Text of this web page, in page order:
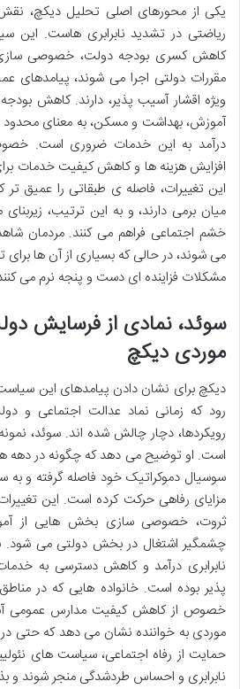
یکی از محورهای اصلی تحلیل دیکچ،
ریاضتی در تشدید نابرابری هاست. این
کاهش کسری بودجه دولت، خصوصی
مقررات دولتی اجرا می شوند، پیامدهای
ویژه اقشار آسیب پذیر، دارند. کاهش
آموزش، بهداشت و مسکن، به معنای
درآمد به این خدمات ضروری است.
افزایش هزینه ها و کاهش کیفیت خدمات
این تغییرات، فاصله ی طبقاتی را عمیق تر
میان برمی دارند، و به این ترتیب،
خشم اجتماعی فراهم می کنند. مردمان
می شوند، در حالی که بسیاری از آن ها برای
مشکلات فزاینده ای دست و پنجه نرم می
سوئد، نمادی از فرسایش
موردی دیکچ
دیکچ برای نشان دادن پیامدهای این
رود که زمانی نماد عدالت اجتماعی و
رویکردها، دچار چالش شده اند. سوئد،
است. او توضیح می دهد که چگونه در دهه
سوسیال دموکراتیک خود فاصله گرفته و به
مزایای رفاهی حرکت کرده است. این
ثروت، خصوصی سازی بخش هایی از
چشمگیر اشتغال در بخش دولتی می شود.
نابرابری درآمد و کاهش دسترسی به
پذیر بوده است. خانواده هایی که در
خصوص از کاهش کیفیت مدارس عمومی
موردی به خواننده نشان می دهد که حتی
حمایت از رفاه اجتماعی، سیاست های
نابرابری و احساس طردشدگی منجر شوند و